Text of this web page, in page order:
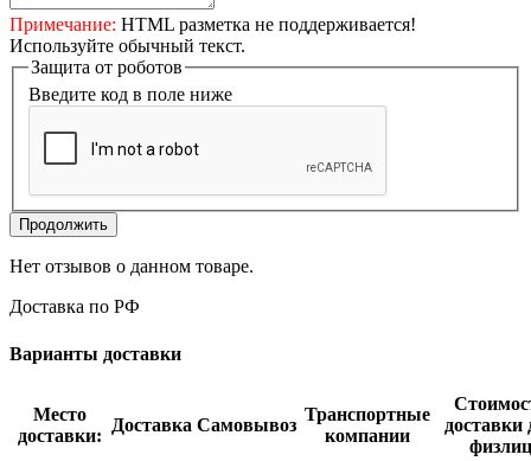
Примечание: HTML разметка не поддерживается!
Используйте обычный текст.
Защита от роботов
Введите код в поле ниже
Продолжить
Нет отзывов о данном товаре.
Доставка по РФ
Варианты доставки
Место
доставки:
Доставка Самовывоз
Транспортные
компании
доставки
физлиц